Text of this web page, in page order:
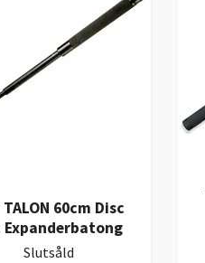
TALON 60cm Disc
Expanderbatong
Slutsåld